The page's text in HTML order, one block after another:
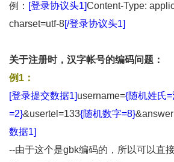
例： [登录协议头1]Content-Type:
charset=utf-8[/登录协议头1]
关于注册时，汉字帐号的编码问题：
例1：
[登录提交数据1]username={随机姓氏
=2}&usertel=133{随机数字=8}
数据1]
--由于这个是gbk编码的，所以可以直